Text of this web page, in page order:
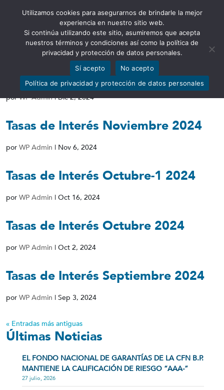
Abrir barra de herramientas
Tasas de Interés Diciembre 2024
porWP Admin|Dic 2, 2024
Tasas de Interés Noviembre 2024
por WP Admin | Nov 6, 2024
Tasas de Interés Octubre-1 2024
por WP Admin | Oct 16, 2024
Tasas de Interés Octubre 2024
por WP Admin | Oct 2, 2024
Tasas de Interés Septiembre 2024
por WP Admin | Sep 3, 2024
« Entradas más antiguas
Últimas Noticias
EL FONDO NACIONAL DE GARANTÍAS DE LA CFN B.P.
MANTIENE LA CALIFICACIÓN DE RIESGO “AAA-”
27 julio, 2026
Utilizamos cookies para asegurarnos de brindarle la mejor
experiencia en nuestro sitio web.
Si continúa utilizando este sitio, asumiremos que acepta
nuestros términos y condiciones así como la política de
privacidad y protección de datos personales.
Sí acepto
No acepto
Política de privacidad y protección de datos personales